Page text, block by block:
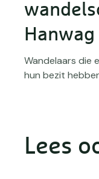
Wandelaars die
hun bezit
Lees